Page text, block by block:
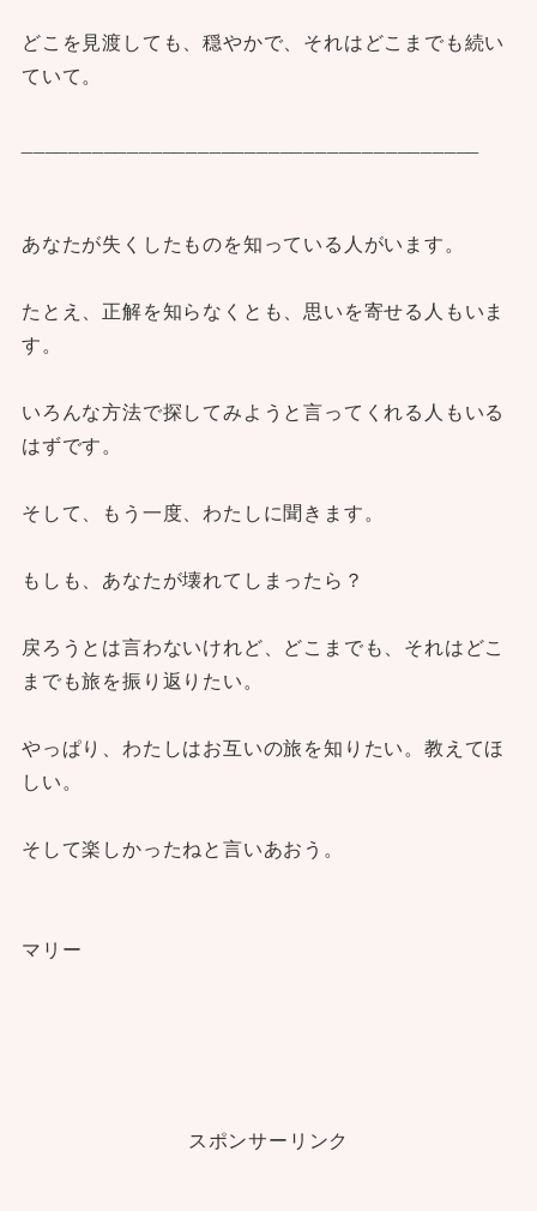
どこを見渡しても、穏やかで、それはどこまでも続い
ていて。
あなたが失くしたものを知っている人がいます。
たとえ、正解を知らなくとも、思いを寄せる人もいま
す。
いろんな方法で探してみようと言ってくれる人もいる
はずです。
そして、もう一度、わたしに聞きます。
もしも、あなたが壊れてしまったら？
戻ろうとは言わないけれど、どこまでも、それはどこ
までも旅を振り返りたい。
やっぱり、わたしはお互いの旅を知りたい。教えてほ
しい。
そして楽しかったねと言いあおう。
マリー
スポンサーリンク